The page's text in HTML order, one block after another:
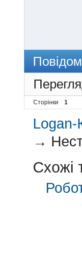
Сторінки 1
Logan-
→
Схожі